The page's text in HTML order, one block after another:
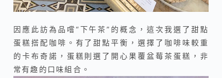
因應此訪為品嚐“下午茶”的概念，這次我選了甜點
蛋糕搭配咖啡。有了甜點平衡，選擇了咖啡味較重
的卡布奇諾，蛋糕則選了開心果覆盆莓茶蛋糕，非
常有趣的口味組合。